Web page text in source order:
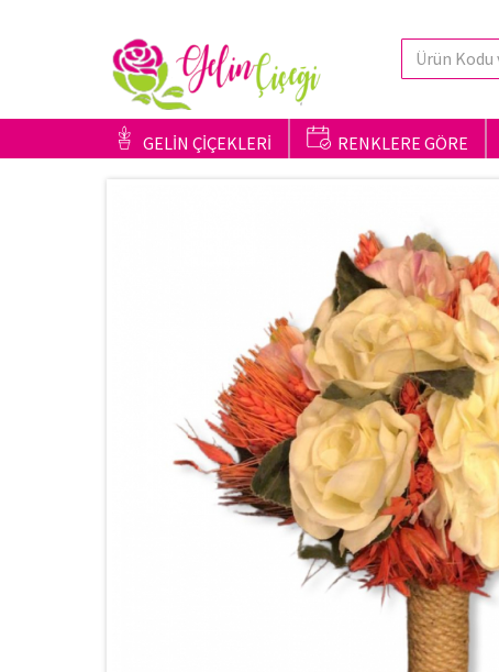
GELİN ÇİÇEKLERİ RENKLERE GÖRE